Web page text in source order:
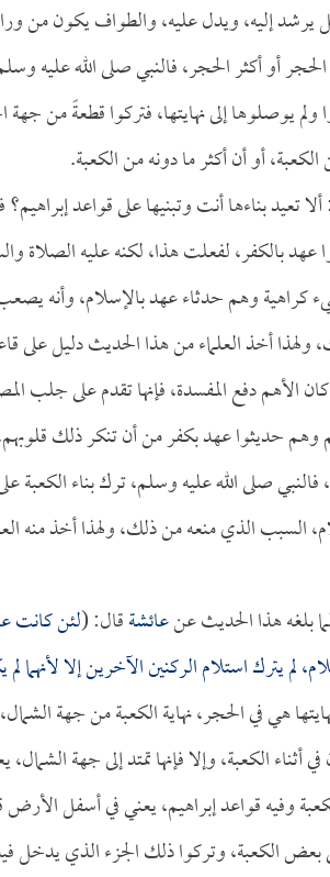
إليه، ويدل عليه، والطواف يكون من
أو أكثر الحجر، فالنبي صلى الله عليه
يوصلوها إلى نهايتها، فتركوا قطعةً من
أو أن أكثر ما دونه من الكعبة.
تعيد بناءها أنت وتبنيها على قواعد
عهد بالكفر، لفعلت هذا، لكنه عليه الصلاة
وهم حدثاء عهد بالإسلام، وأنه
أخذ العلماء من هذا الحديث دليل على
الأهم دفع المفسدة، فإنها تقدم على جلب
وهم حديثوا عهد بكفر من أن تنكر ذلك
صلى الله عليه وسلم، ترك بناء الكعبة
السبب الذي منعه من ذلك، ولهذا أخذ منه
بلغه هذا الحديث عنعائشةقال: (لئن كانت
لم يترك استلام الركنين الآخرين إلا لأنهما
هي في الحجر، نهاية الكعبة من جهة
الكعبة، وإلا فإنها تمتد إلى جهة
وفيه قواعد إبراهيم، يعني في أسفل
الكعبة، وتركوا ذلك الجزء الذي يدخل